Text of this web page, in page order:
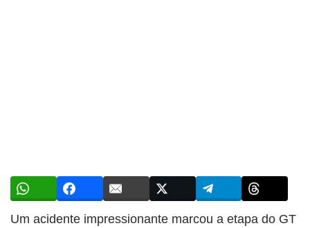
Um acidente impressionante marcou a etapa do GT